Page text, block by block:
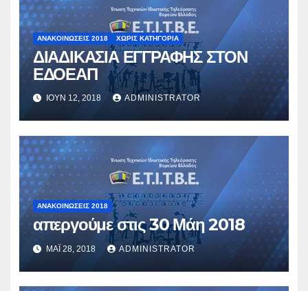
ΑΝΑΚΟΙΝΏΣΕΙΣ 2018 ΧΩΡΊΣ ΚΑΤΗΓΟΡΊΑ
ΔΙΑΔΙΚΑΣΙΑ ΕΓΓΡΑΦΗΣ ΣΤΟΝ
ΕΔΟΕΑΠ
ΙΟΎΝ 12, 2018 ADMINISTRATOR
ΑΝΑΚΟΙΝΏΣΕΙΣ 2018
απεργούμε στις 30 Μάη 2018
ΜΆΙ 28, 2018 ADMINISTRATOR